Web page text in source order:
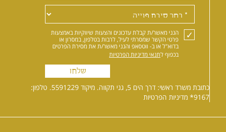
הנני מאשר/ת קבלת עדכונים והצעות שיווקיות באמצעות
פרטי הקשר שמסרתי לעיל, לרבות בטלפון, במסרון או
בדוא"ל או ב- ווטסאפ והנני מאשר/ת את מסירת הפרטים
בכפוף לתנאי מדיניות הפרטיות
שלחו
כתובת משרד ראשי: דרך הים 5, גני תקווה. מיקוד 5591229. טלפון:
*9167 מדיניות הפרטיות